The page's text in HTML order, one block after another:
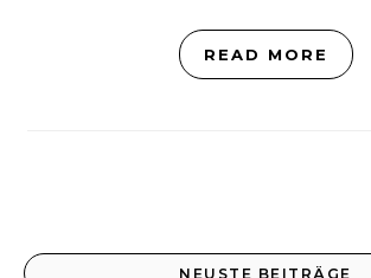
READ MORE
NEUSTE BEITRÄGE